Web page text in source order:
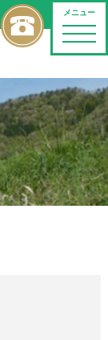
メニュー
toggle